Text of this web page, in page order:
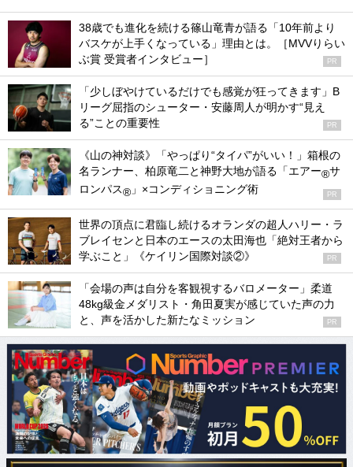
38歳でも進化を続ける篠山竜青が語る「10年前より
バスケが上手くなっている」理由とは。［MVVりらい
ぶ賞 受賞者インタビュー］
PR
「少しぼやけているだけでも感覚が狂ってきます」B
リーグ屈指のシューター・安藤周人が明かす“見え
る”ことの重要性
PR
《山の神対談》「やっぱり“タイパ”がいい！」箱根の
名ランナー、柏原竜二と神野大地が語る「エアー®サ
ロンパス® 」×コンディショニング術 PR
世界の頂点に君臨し続けるオランダの超人ハリー・ラ
ブレイセンと日本のエースの太田海也「絶対王者から
学ぶこと」《ケイリン国際対談②》
PR
「会場の声は自分を客観視するバロメーター」柔道
48kg級金メダリスト・角田夏実が感じていた声の力
と、声を活かした新たなミッション
PR